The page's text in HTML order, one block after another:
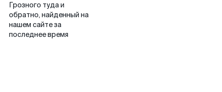
Грозного туда и
обратно, найденный на
нашем сайте за
последнее время